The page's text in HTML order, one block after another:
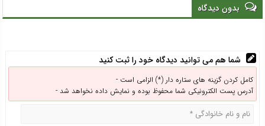
عامه هستند
بدون دیدگاه
شما هم می توانید دیدگاه خود را ثبت کنید
کامل کردن گزینه های ستاره دار (*) الزامی است -
آدرس پست الکترونیکی شما محفوظ بوده و نمایش داده نخواهد شد -